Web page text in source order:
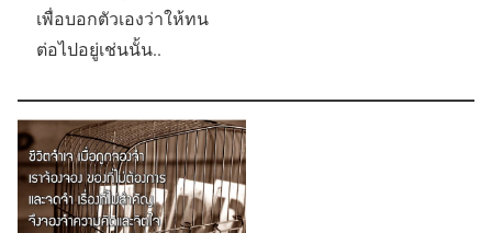
เพื่อบอกตัวเองว่าให้ทน
ต่อไปอยู่เช่นนั้น..